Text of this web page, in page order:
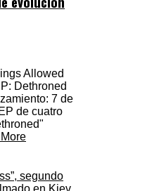
Allowed
Dethroned
7 de
de cuatro